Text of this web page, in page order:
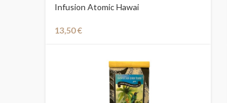
Infusion Atomic Hawai
13,50€